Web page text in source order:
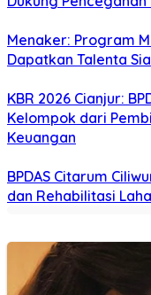
Menaker: Program
Dapatkan Talenta
KBR 2026 Cianjur:
Kelompok dari
Keuangan
BPDAS Citarum
dan Rehabilitasi